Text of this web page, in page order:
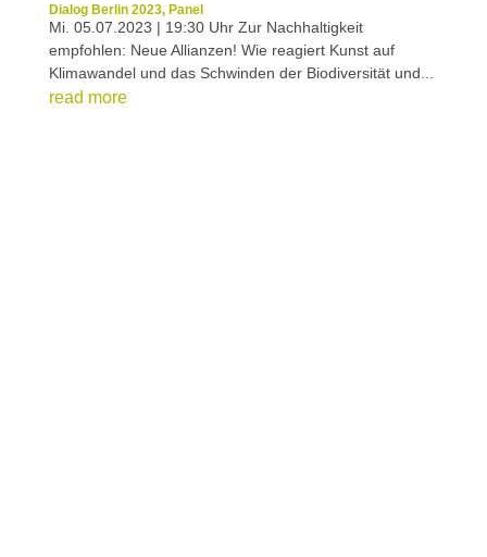
Dialog Berlin 2023, Panel
Mi. 05.07.2023 | 19:30 Uhr Zur Nachhaltigkeit
empfohlen: Neue Allianzen! Wie reagiert Kunst auf
Klimawandel und das Schwinden der Biodiversität und...
read more